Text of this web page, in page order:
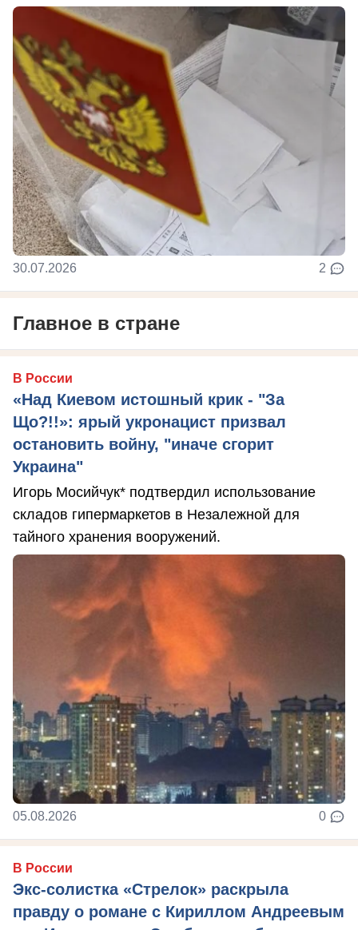
30.07.2026 2
Главное в стране
В России
«Над Киевом истошный крик - "За
Що?!!»: ярый укронацист призвал
остановить войну, "иначе сгорит
Украина"
Игорь Мосийчук* подтвердил использование
складов гипермаркетов в Незалежной для
тайного хранения вооружений.
05.08.2026 0
В России
Экс-солистка «Стрелок» раскрыла
правду о романе с Кириллом Андреевым